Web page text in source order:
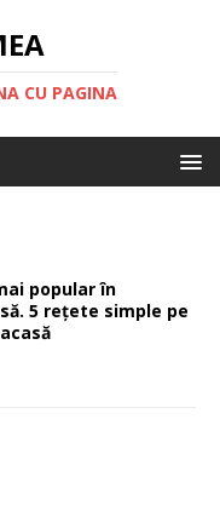
CU PAGINA
popular în
5 rețete simple pe